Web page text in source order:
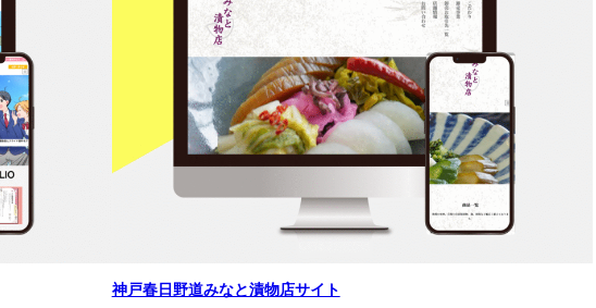
神戸春日野道みなと漬物店サイト